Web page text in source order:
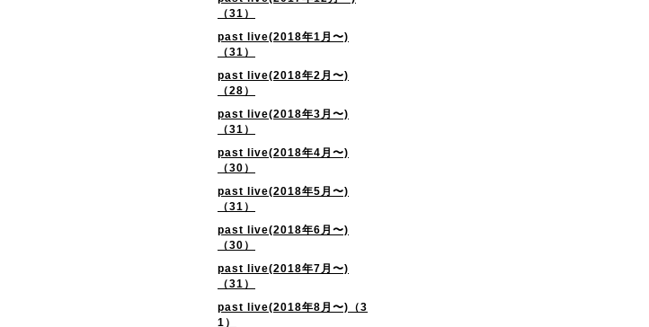
（31）
past live(2018年1月〜)
（31）
past live(2018年2月〜)
（28）
past live(2018年3月〜)
（31）
past live(2018年4月〜)
（30）
past live(2018年5月〜)
（31）
past live(2018年6月〜)
（30）
past live(2018年7月〜)
（31）
past live(2018年8月〜)（3
1）